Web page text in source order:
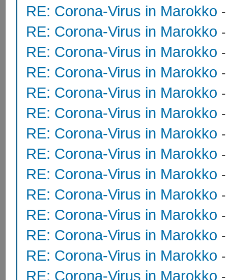
RE: Corona-Virus in Marokko
RE: Corona-Virus in Marokko
RE: Corona-Virus in Marokko
RE: Corona-Virus in Marokko
RE: Corona-Virus in Marokko
RE: Corona-Virus in Marokko
RE: Corona-Virus in Marokko
RE: Corona-Virus in Marokko
RE: Corona-Virus in Marokko
RE: Corona-Virus in Marokko
RE: Corona-Virus in Marokko
RE: Corona-Virus in Marokko
RE: Corona-Virus in Marokko
RE: Corona-Virus in Marokko